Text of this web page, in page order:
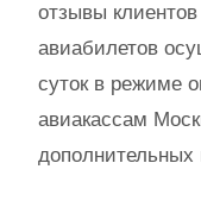
отзывы
авиабилетов
суток в режиме
авиакассам
дополнительных